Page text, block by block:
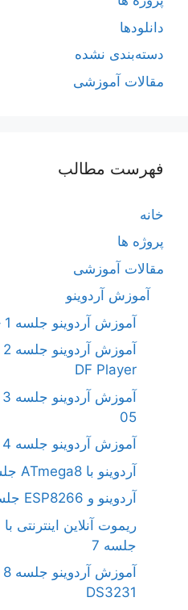
دانلودها
دسته‌بندی نشده
مقالات آموزشی
فهرست مطالب
خانه
پروژه ها
مقالات آموزشی
آموزش آردوینو
آموزش آردوینو جلسه 1 – ورودی و خروجی
DF Player
05
آموزش آردوینو جلسه 4 – سروو موتور
آردوینو با ATmega8 جلسه 5
آردوینو و ESP8266 جلسه 6
جلسه 7
DS3231